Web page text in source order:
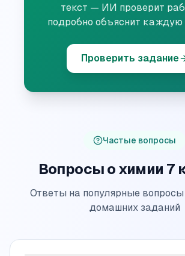
текст — ИИ проверит
подробно объяснит каждую
Проверить задание
Частые вопросы
Вопросы о химии 7
Ответы на популярные вопросы
домашних заданий